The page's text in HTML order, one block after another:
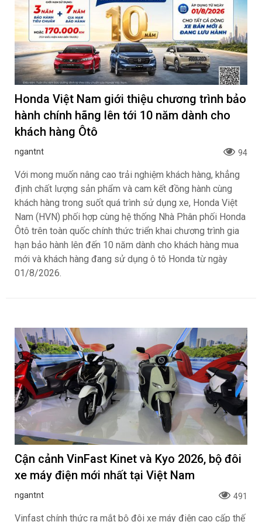
Honda Việt Nam giới thiệu chương trình bảo
hành chính hãng lên tới 10 năm dành cho
khách hàng Ôtô
ngantnt 94
Với mong muốn nâng cao trải nghiệm khách hàng, khẳng
định chất lượng sản phẩm và cam kết đồng hành cùng
khách hàng trong suốt quá trình sử dụng xe, Honda Việt
Nam (HVN) phối hợp cùng hệ thống Nhà Phân phối Honda
Ôtô trên toàn quốc chính thức triển khai chương trình gia
hạn bảo hành lên đến 10 năm dành cho khách hàng mua
mới và khách hàng đang sử dụng ô tô Honda từ ngày
01/8/2026.
Cận cảnh VinFast Kinet và Kyo 2026, bộ đôi
xe máy điện mới nhất tại Việt Nam
ngantnt 491
Vinfast chính thức ra mắt bộ đôi xe máy điện cao cấp thế